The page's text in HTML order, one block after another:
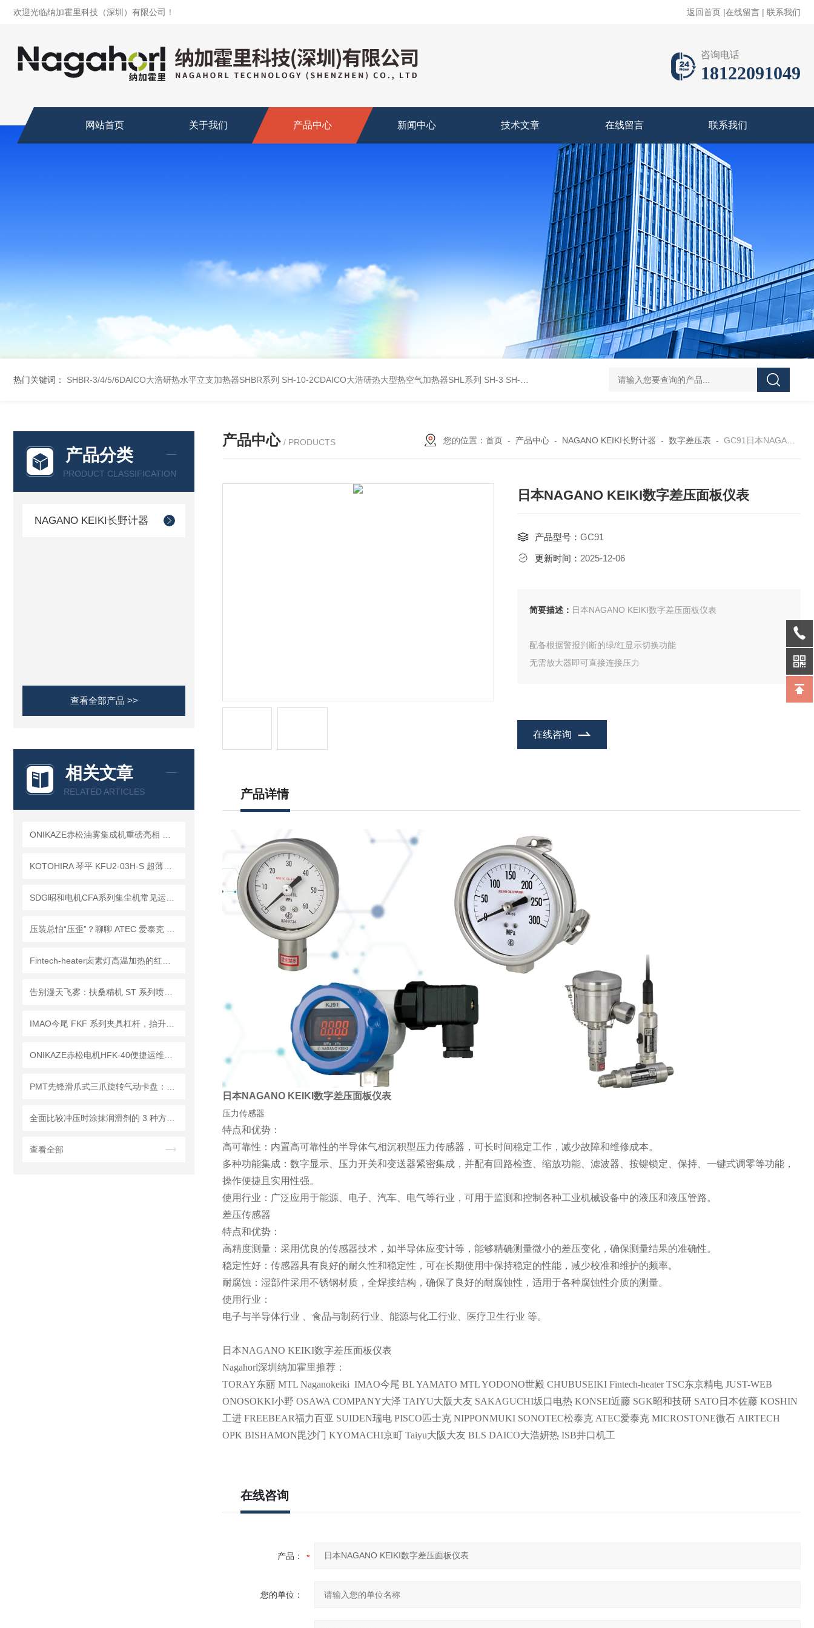
欢迎光临纳加霍里科技（深圳）有限公司！ 返回首页 |在线留言 | 联系我们
咨询电话
18122091049
网站首页 关于我们 产品中心 新闻中心 技术文章 在线留言 联系我们
热门关键词： SHBR-3/4/5/6DAICO大浩研热水平立支加热器SHBR系列 SH-10-2CDAICO大浩研热大型热空气加热器SHL系列 SH-3 SH-4DAICO大浩研热水平热空气产生加热器SH系列 L-00/01/02/03DAICO大浩研
产品分类
PRODUCT CLASSIFICATION
NAGANO KEIKI长野计器
查看全部产品 >>
相关文章
RELATED ARTICLES
查看全部
产品中心 / PRODUCTS 您的位置： 首页- 产品中心- NAGANO KEIKI长野计器 - 数字差压表 - GC91日本NAGANO KEIKI数字差压面板仪表
日本NAGANO KEIKI数字差压面板仪表
产品型号： GC91
更新时间： 2025-12-06
简要描述： 日本NAGANO KEIKI数字差压面板仪表
配备根据警报判断的绿/红显示切换功能
无需放大器即可直接连接压力
在线咨询
产品详情
日本NAGANO KEIKI数字差压面板仪表
压力传感器
特点和优势：
高可靠性：内置高可靠性的半导体气相沉积型压力传感器，可长时间稳定工作，减少故障和维修成本。
多种功能集成：数字显示、压力开关和变送器紧密集成，并配有回路检查、缩放功能、滤波器、按键锁定、保持、一键式调零等功能，
操作便捷且实用性强。
使用行业：广泛应用于能源、电子、汽车、电气等行业，可用于监测和控制各种工业机械设备中的液压和液压管路。
差压传感器
特点和优势：
高精度测量：采用优良的传感器技术，如半导体应变计等，能够精确测量微小的差压变化，确保测量结果的准确性。
稳定性好：传感器具有良好的耐久性和稳定性，可在长期使用中保持稳定的性能，减少校准和维护的频率。
耐腐蚀：湿部件采用不锈钢材质，全焊接结构，确保了良好的耐腐蚀性，适用于各种腐蚀性介质的测量。
使用行业：
电子与半导体行业 、食品与制药行业、能源与化工行业、医疗卫生行业 等。
日本NAGANO KEIKI数字差压面板仪表
Nagahorl深圳纳加霍里推荐：
TORAY东丽 MTL Naganokeiki IMAO今尾 BL YAMATO MTL YODONO世殿 CHUBUSEIKI Fintech-heater TSC东京精电 JUST-WEB
ONOSOKKI小野 OSAWA COMPANY大泽 TAIYU大阪大友 SAKAGUCHI坂口电热 KONSEI近藤 SGK昭和技研 SATO日本佐藤 KOSHIN
工进 FREEBEAR福力百亚 SUIDEN瑞电 PISCO匹士克 NIPPONMUKI SONOTEC松泰克 ATEC爱泰克 MICROSTONE微石 AIRTECH
OPK BISHAMON毘沙门 KYOMACHI京町 Taiyu大阪大友 BLS DAICO大浩妍热 ISB井口机工
在线咨询
产品：
您的单位：